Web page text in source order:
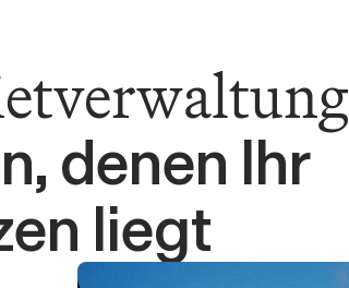
denen Ihr
liegt